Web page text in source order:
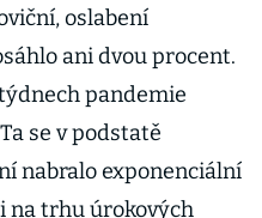
oslabení
ani dvou procent.
pandemie
se v podstatě
nabralo exponenciální
na trhu úrokových